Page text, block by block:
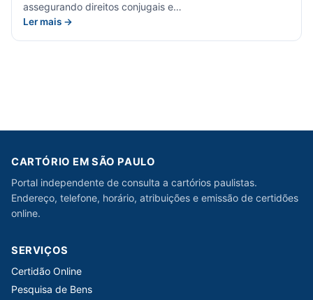
assegurando direitos conjugais e…
Ler mais →
CARTÓRIO EM SÃO PAULO
Portal independente de consulta a cartórios paulistas.
Endereço, telefone, horário, atribuições e emissão de certidões
online.
SERVIÇOS
Certidão Online
Pesquisa de Bens